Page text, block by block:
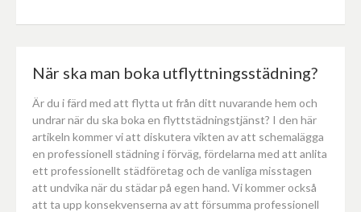
När ska man boka utflyttningsstädning?
Är du i färd med att flytta ut från ditt nuvarande hem och
undrar när du ska boka en flyttstädningstjänst? I den här
artikeln kommer vi att diskutera vikten av att schemalägga
en professionell städning i förväg, fördelarna med att anlita
ett professionellt städföretag och de vanliga misstagen
att undvika när du städar på egen hand. Vi kommer också
att ta upp konsekvenserna av att försumma professionell